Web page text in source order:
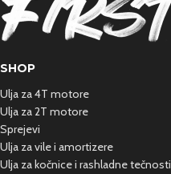
SHOP
Ulja za 4T motore
Ulja za 2T motore
Sprejevi
Ulja za vile i amortizere
Ulja za kočnice i rashladnetečnosti